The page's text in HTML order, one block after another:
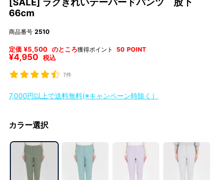
66cm
商品番号 2510
定価 ¥5,500 のところ
¥4,950 税込
獲得ポイント 50 POINT
7件
7,000円以上で送料無料(※キャンペーン時除く）
カラー選択